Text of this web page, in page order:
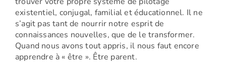
existentiel, conjugal, familial et éducationnel. Il ne
s’agit pas tant de nourrir notre esprit de
connaissances nouvelles, que de le transformer.
Quand nous avons tout appris, il nous faut encore
apprendre à « être ». Être parent.